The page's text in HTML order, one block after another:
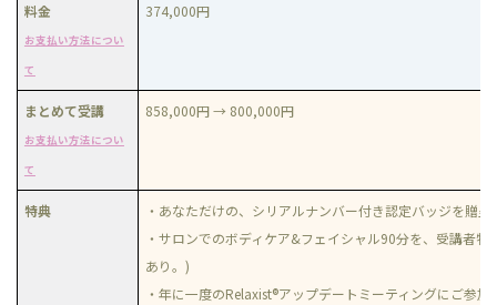
料金
お支払い方法につい
て
374,000円
まとめて受講
お支払い方法につい
て
858,000円 → 800,000円
特典
・あなただけの、シリアルナンバー付き認定バッジを贈
・サロンでのボディケア&フェイシャル90分を、受講者
あり。)
・年に一度のRelaxist®アップデートミーティングにご参